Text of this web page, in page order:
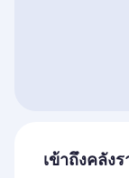
เข้าถึงคลัง